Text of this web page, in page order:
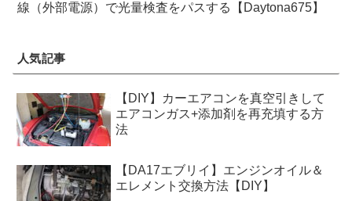
線（外部電源）で光量検査をパスする【Daytona675】
人気記事
【DIY】カーエアコンを真空引きして
エアコンガス+添加剤を再充填する方
法
【DA17エブリイ】エンジンオイル＆
エレメント交換方法【DIY】